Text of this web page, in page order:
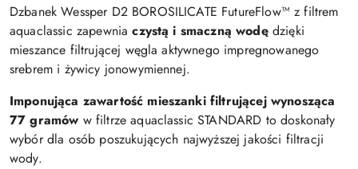
Dzbanek Wessper D2 BOROSILICATE FutureFlow™ z filtrem
aquaclassic zapewniaczystą i smaczną wodędzięki
mieszance filtrującej węgla aktywnego impregnowanego
srebrem i żywicy jonowymiennej.
Imponująca zawartość mieszanki filtrującej wynosząca
77 gramów w filtrze aquaclassic STANDARD to doskonały
wybór dla osób poszukujących najwyższej jakości filtracji
wody.